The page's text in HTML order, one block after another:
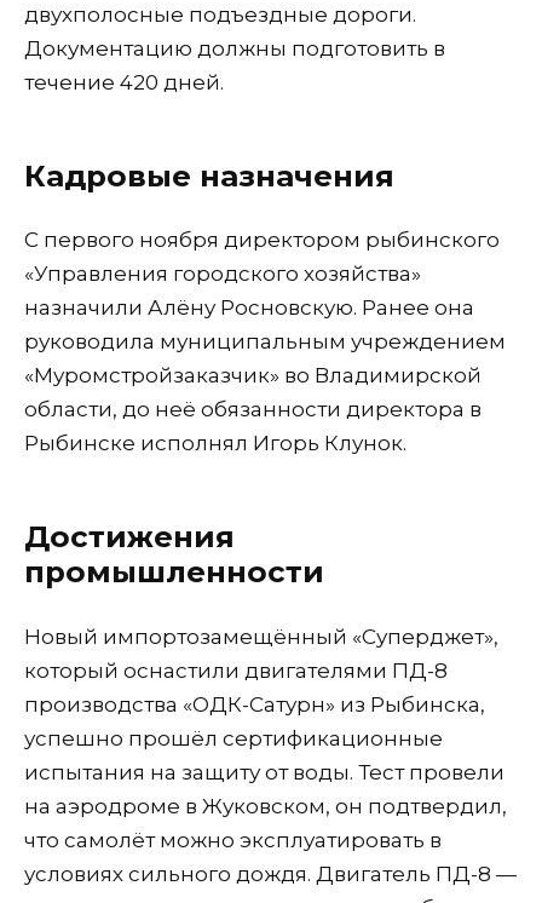
двухполосные подъездные дороги.
Документацию должны подготовить в
течение 420 дней.
Кадровые назначения
С первого ноября директором рыбинского
«Управления городского хозяйства»
назначили Алёну Росновскую. Ранее она
руководила муниципальным учреждением
«Муромстройзаказчик» во Владимирской
области, до неё обязанности директора в
Рыбинске исполнял Игорь Клунок.
Достижения
промышленности
Новый импортозамещённый «Суперджет»,
который оснастили двигателями ПД-8
производства «ОДК-Сатурн» из Рыбинска,
успешно прошёл сертификационные
испытания на защиту от воды. Тест провели
на аэродроме в Жуковском, он подтвердил,
что самолёт можно эксплуатировать в
условиях сильного дождя. Двигатель ПД-8 —